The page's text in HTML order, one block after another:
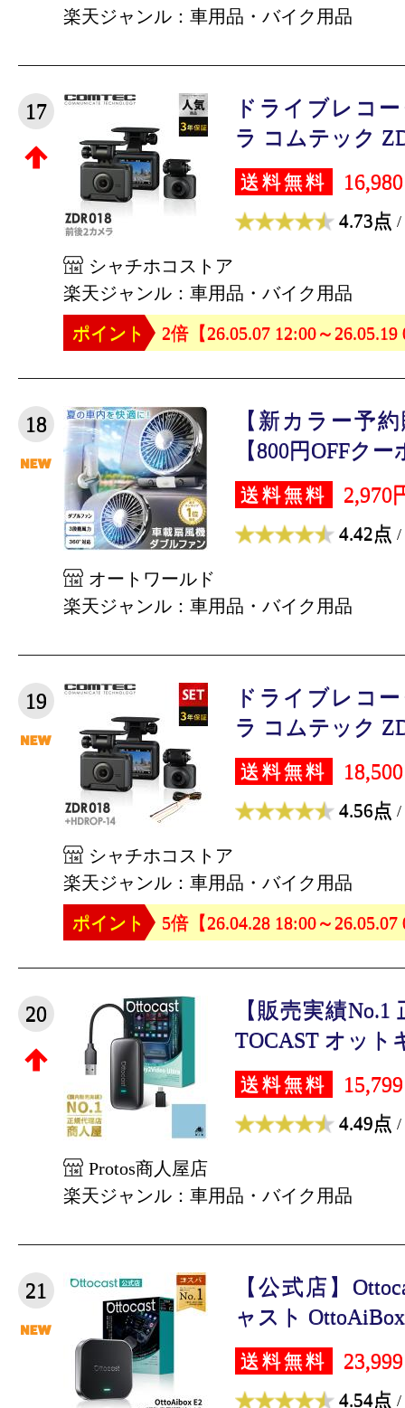
楽天ジャンル：車用品・バイク用品
17
ドライブレコ
ラ コムテック
送料無料
4.73点 /
シャチホコストア
楽天ジャンル：車用品・バイク用品
ポイント
2倍【26.05.07 12:00～26.05.19
18
【新カラー予
【800円OFFク
送料無料 2,970
4.42点 /
オートワールド
楽天ジャンル：車用品・バイク用品
19
ドライブレコ
ラ コムテック
送料無料
4.56点 /
シャチホコストア
楽天ジャンル：車用品・バイク用品
ポイント
5倍【26.04.28 18:00～26.05.07
20
【販売実績
TOCAST オット
送料無料
4.49点 /
Protos商人屋店
楽天ジャンル：車用品・バイク用品
21
【公式店】
ャスト
送料無料
4.54点 /